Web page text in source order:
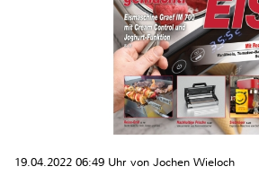
19.04.2022 06:49 Uhr von Jochen Wieloch